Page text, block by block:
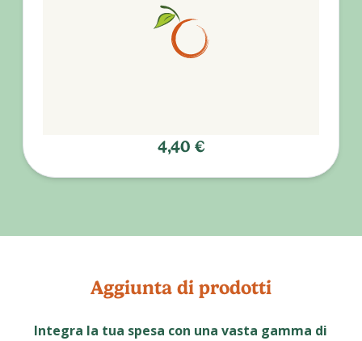
4,40 €
Aggiunta di prodotti
Integra la tua spesa con una vasta gamma di